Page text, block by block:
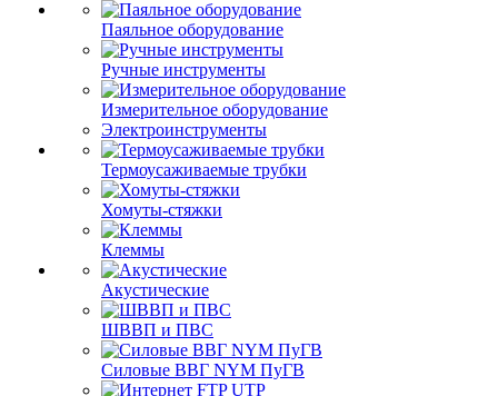
Паяльное оборудование
Ручные инструменты
Измерительное оборудование
Электроинструменты
Термоусаживаемые трубки
Хомуты-стяжки
Клеммы
Акустические
ШВВП и ПВС
Силовые ВВГ NYM ПуГВ